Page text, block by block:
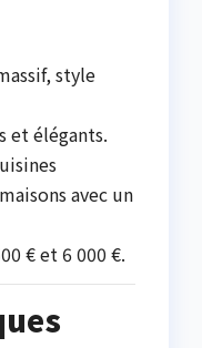
style
et élégants.
avec un
€ et 6 000 €.